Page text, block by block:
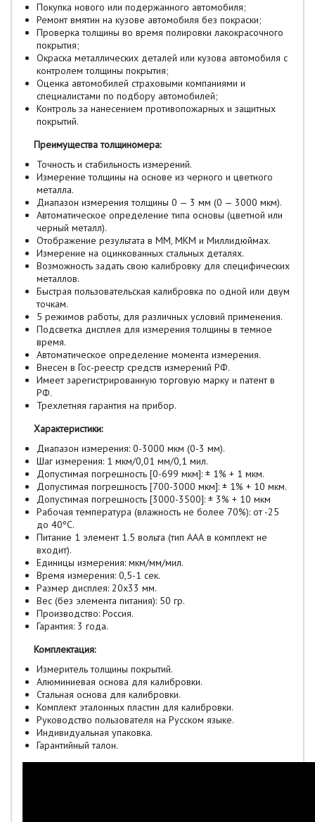
Покупка нового или подержанного автомобиля;
Ремонт вмятин на кузове автомобиля без покраски;
Проверка толщины во время полировки лакокрасочного
покрытия;
Окраска металлических деталей или кузова автомобиля с
контролем толщины покрытия;
Оценка автомобилей страховыми компаниями и
специалистами по подбору автомобилей;
Контроль за нанесением противопожарных и защитных
покрытий.
Преимущества толщиномера:
Точность и стабильность измерений.
Измерение толщины на основе из черного и цветного
металла.
Диапазон измерения толщины 0 — 3 мм (0 — 3000 мкм).
Автоматическое определение типа основы (цветной или
черный металл).
Отображение результата в ММ, МКМ и Миллидюймах.
Измерение на оцинкованных стальных деталях.
Возможность задать свою калибровку для специфических
металлов.
Быстрая пользовательская калибровка по одной или двум
точкам.
5 режимов работы, для различных условий применения.
Подсветка дисплея для измерения толщины в темное
время.
Автоматическое определение момента измерения.
Внесен в Гос-реестр средств измерений РФ.
Имеет зарегистрированную торговую марку и патент в
РФ.
Трехлетняя гарантия на прибор.
Характеристики:
Диапазон измерения: 0-3000 мкм (0-3 мм).
Шаг измерения: 1 мкм/0,01 мм/0,1 мил.
Допустимая погрешность [0-699 мкм]: ± 1% + 1 мкм.
Допустимая погрешность [700-3000 мкм]: ± 1% + 10 мкм.
Допустимая погрешность [3000-3500]: ± 3% + 10 мкм
Рабочая температура (влажность не более 70%): от -25
до 40ºС.
Питание 1 элемент 1.5 вольта (тип ААА в комплект не
входит).
Единицы измерения: мкм/мм/мил.
Время измерения: 0,5-1 сек.
Размер дисплея: 20х33 мм.
Вес (без элемента питания): 50 гр.
Производство: Россия.
Гарантия: 3 года.
Комплектация:
Измеритель толщины покрытий.
Алюминиевая основа для калибровки.
Стальная основа для калибровки.
Комплект эталонных пластин для калибровки.
Руководство пользователя на Русском языке.
Индивидуальная упаковка.
Гарантийный талон.